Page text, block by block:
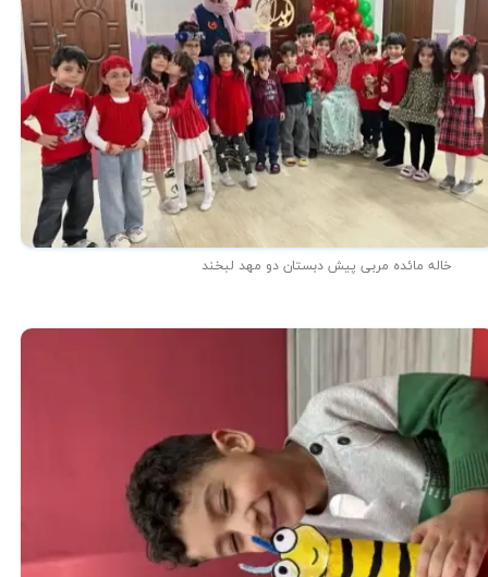
خاله مائده مربی پیش دبستان دو مهد لبخند